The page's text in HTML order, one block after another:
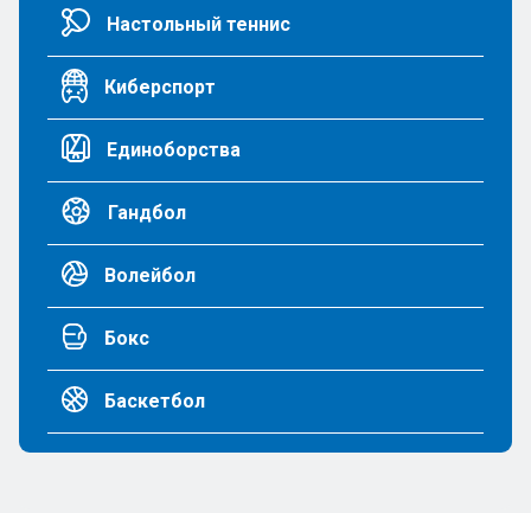
Настольный теннис
Киберспорт
Единоборства
Гандбол
Волейбол
Бокс
Баскетбол